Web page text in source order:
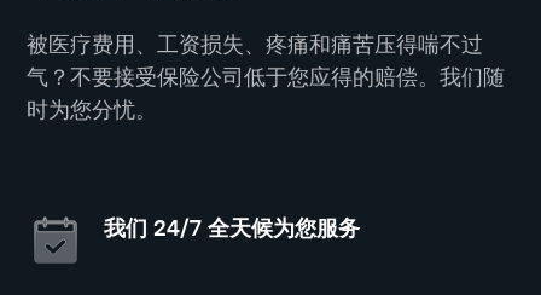
被医疗费用、工资损失、疼痛和痛苦压得喘不过
气？不要接受保险公司低于您应得的赔偿。我们随
时为您分忧。
我们 24/7 全天候为您服务